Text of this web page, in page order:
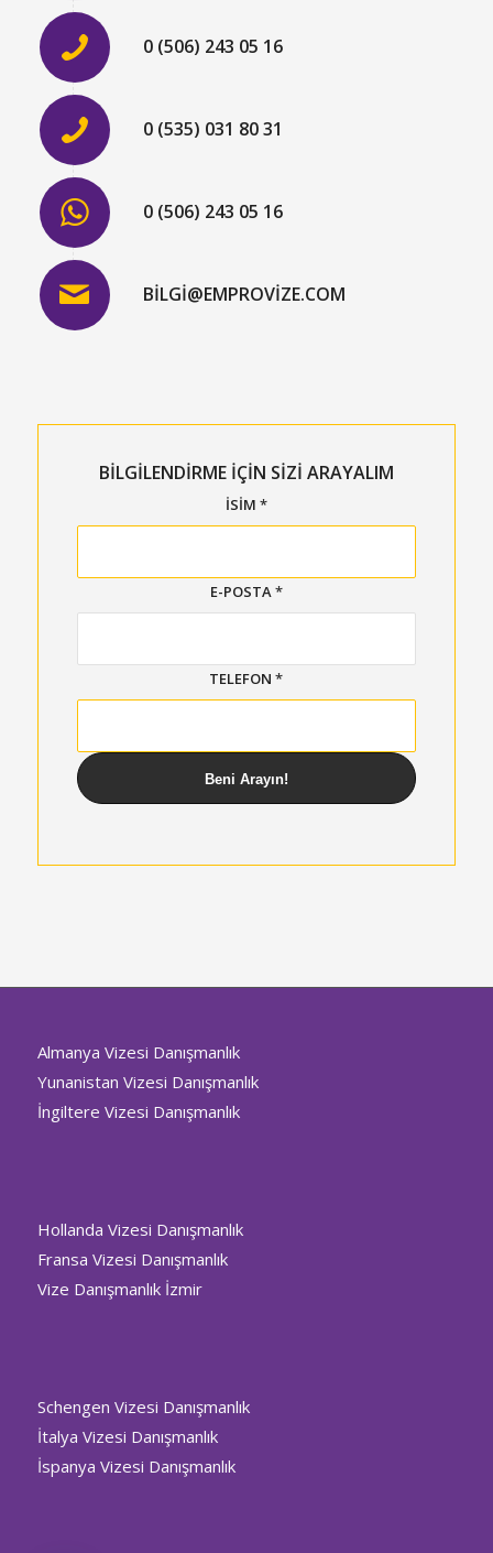
0 (506) 243 05 16
0 (535) 031 80 31
0 (506) 243 05 16
BILGI@EMPROVIZE.COM
BİLGİLENDİRME İÇİN SİZİ ARAYALIM
İSIM *
E-POSTA*
TELEFON*
Almanya Vizesi Danışmanlık
Yunanistan Vizesi Danışmanlık
İngiltere Vizesi Danışmanlık
Hollanda Vizesi Danışmanlık
Fransa Vizesi Danışmanlık
Vize Danışmanlık İzmir
Schengen Vizesi Danışmanlık
İtalya Vizesi Danışmanlık
İspanya Vizesi Danışmanlık